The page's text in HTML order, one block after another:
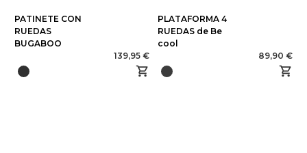
PATINETE CON
RUEDAS
BUGABOO
139,95 €
PLATAFORMA 4
RUEDAS de Be
cool
89,90 €